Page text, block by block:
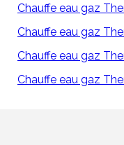
Chauffe eau gaz
Chauffe eau gaz
Chauffe eau gaz
Chauffe eau gaz